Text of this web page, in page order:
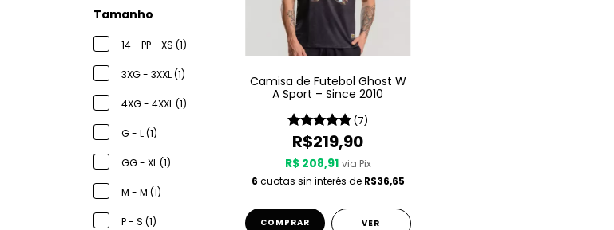
Tamanho
14 - PP - XS (1)
3XG - 3XXL (1)
4XG - 4XXL (1)
G - L (1)
GG - XL (1)
M - M (1)
P - S (1)
Camisa de Futebol Ghost W
A Sport – Since 2010
(7)
R$219,90
R$ 208,91 via Pix
6 cuotas sin interés de R$36,65
COMPRAR VER